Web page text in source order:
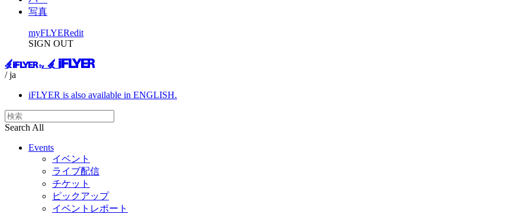
写真
myFLYERedit
SIGN OUT
/ ja
iFLYER is also available in ENGLISH.
Search All
Events
イベント
ライブ配信
チケット
ピックアップ
イベントレポート